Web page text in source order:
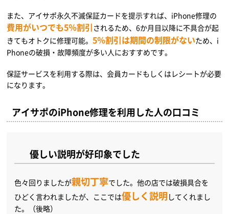
また、アイサポ永久不滅保証カードを提示すれば、iPhone修理の
費用がいつでも5％割引 されるため、6か月目以降に不具合が起
きてもオトクに修理可能。5％割引は期間の制限がないため、i
Phoneの破損・故障頻度が多い人におすすめです。
保証サービスを利用する際は、会員カードもしくはレシートが必要
になります。
アイサポのiPhone修理を利用した人の口コミ
優しい説明が好印象でした
色々回りましたが親切丁寧でした。他の店では破損具合を
ひどく言われましたが、ここでは優しく説明 してくれまし
た。（後略）